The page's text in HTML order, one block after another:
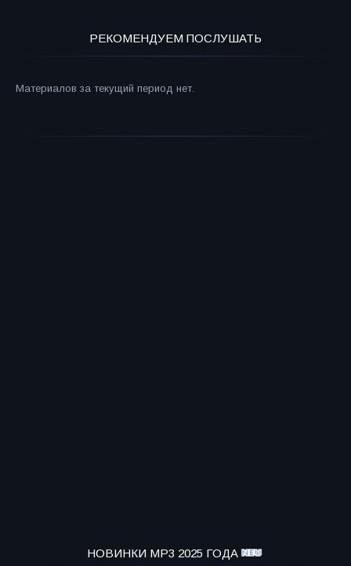
РЕКОМЕНДУЕМ ПОСЛУШАТЬ
Материалов за текущий период нет.
НОВИНКИ MP3 2025 ГОДА